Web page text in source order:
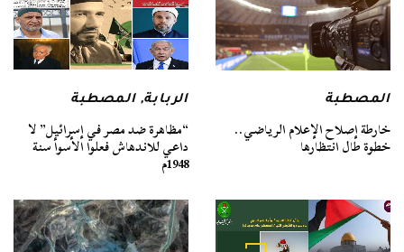
المصطبة
خارطة إصلاح الإعلام الرياضي..
خطوة طال انتظارها
الربابة,المصطبة
“مظاهرة ضد مصر في إسرائيل” لا
داعي للاندهاش فعلوا الأسوأ سنة
1948م